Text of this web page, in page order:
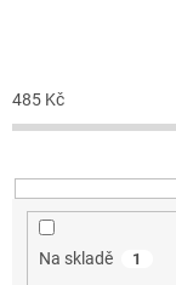
o
d
k
t
485 Kč
Na skladě 1